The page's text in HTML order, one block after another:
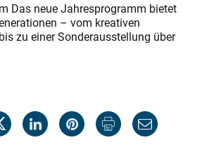
Das neue Jahresprogramm bietet
– vom kreativen
zu einer Sonderausstellung über